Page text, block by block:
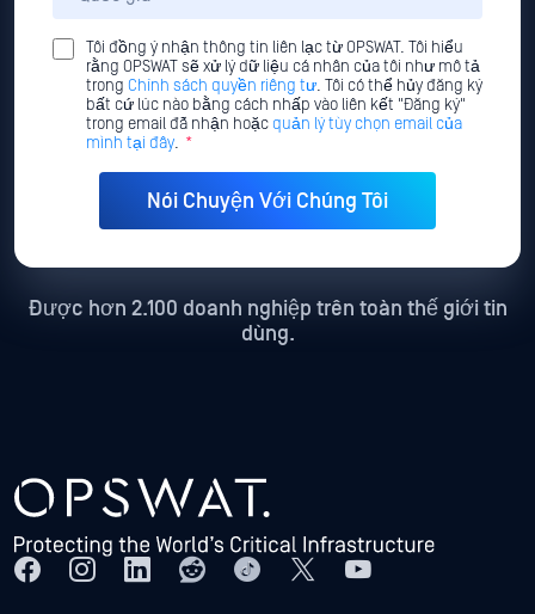
Tôi đồng ý nhận thông tin liên lạc từ OPSWAT. Tôi hiểu
rằng OPSWAT sẽ xử lý dữ liệu cá nhân của tôi như mô tả
trong Chính sách quyền riêng tư. Tôi có thể hủy đăng ký
bất cứ lúc nào bằng cách nhấp vào liên kết "Đăng ký"
trong email đã nhận hoặc quản lý tùy chọn email của
mình tại đây. *
Được hơn 2.100 doanh nghiệp trên toàn thế giới tin
dùng.